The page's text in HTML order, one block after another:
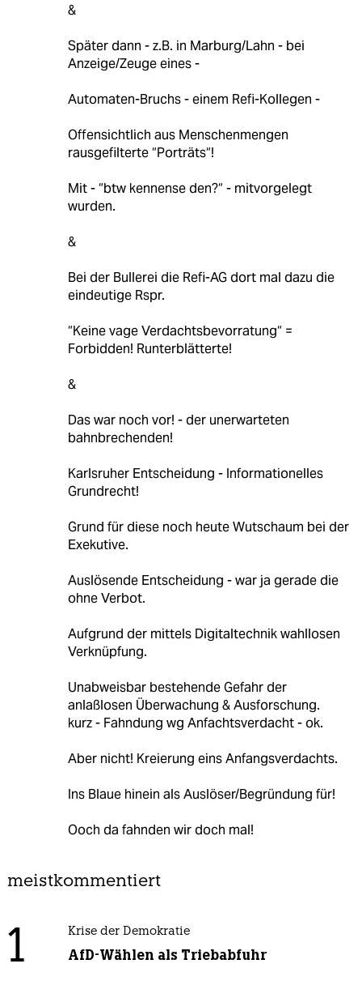
&
Später dann - z.B. in Marburg/Lahn - bei
Anzeige/Zeuge eines -
Automaten-Bruchs - einem Refi-Kollegen -
Offensichtlich aus Menschenmengen
rausgefilterte “Porträts“!
Mit - “btw kennense den?“ - mitvorgelegt
wurden.
&
Bei der Bullerei die Refi-AG dort mal dazu die
eindeutige Rspr.
“Keine vage Verdachtsbevorratung“ =
Forbidden! Runterblätterte!
&
Das war noch vor! - der unerwarteten
bahnbrechenden!
Karlsruher Entscheidung - Informationelles
Grundrecht!
Grund für diese noch heute Wutschaum bei der
Exekutive.
Auslösende Entscheidung - war ja gerade die
ohne Verbot.
Aufgrund der mittels Digitaltechnik wahllosen
Verknüpfung.
Unabweisbar bestehende Gefahr der
anlaßlosen Überwachung & Ausforschung.
kurz - Fahndung wg Anfachtsverdacht - ok.
Aber nicht! Kreierung eins Anfangsverdachts.
Ins Blaue hinein als Auslöser/Begründung für!
Ooch da fahnden wir doch mal!
meistkommentiert
1 Krise der Demokratie
AfD-Wählen als Triebabfuhr